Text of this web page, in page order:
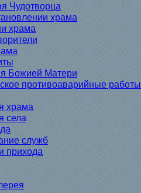
Чудотворца
храма
храма
Божией Матери
противоаварийные работы
храма
села
служб
прихода